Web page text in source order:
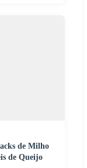
de Milho
de Queijo